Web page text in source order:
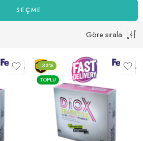
SEÇME
Göre sırala
-33%
TOPLU